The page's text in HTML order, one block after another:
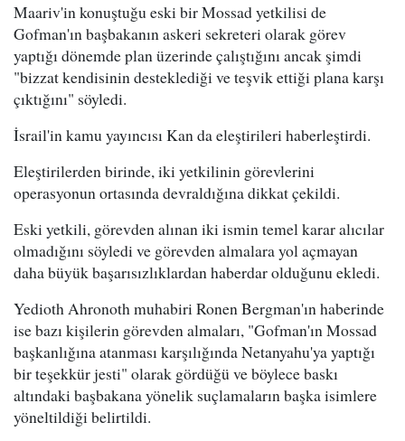
Maariv'in konuştuğu eski bir Mossad yetkilisi de
Gofman'ın başbakanın askeri sekreteri olarak görev
yaptığı dönemde plan üzerinde çalıştığını ancak şimdi
"bizzat kendisinin desteklediği ve teşvik ettiği plana karşı
çıktığını" söyledi.
İsrail'in kamu yayıncısı Kan da eleştirileri haberleştirdi.
Eleştirilerden birinde, iki yetkilinin görevlerini
operasyonun ortasında devraldığına dikkat çekildi.
Eski yetkili, görevden alınan iki ismin temel karar alıcılar
olmadığını söyledi ve görevden almalara yol açmayan
daha büyük başarısızlıklardan haberdar olduğunu ekledi.
Yedioth Ahronoth muhabiri Ronen Bergman'ın haberinde
ise bazı kişilerin görevden almaları, "Gofman'ın Mossad
başkanlığına atanması karşılığında Netanyahu'ya yaptığı
bir teşekkür jesti" olarak gördüğü ve böylece baskı
altındaki başbakana yönelik suçlamaların başka isimlere
yöneltildiği belirtildi.